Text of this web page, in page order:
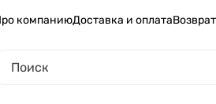
компаниюДоставка и оплата